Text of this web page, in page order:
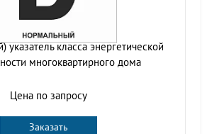
указатель класса энергетической
многоквартирного дома
Цена по запросу
Заказать